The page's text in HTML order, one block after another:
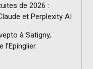
de 2026 :
et Perplexity AI
à Satigny,
l’Epinglier